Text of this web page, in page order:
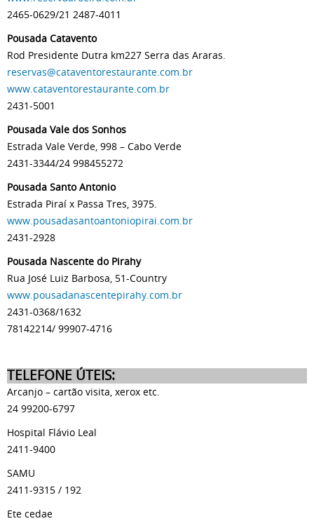
2465-0629/21 2487-4011
Pousada Catavento
Rod Presidente Dutra km227 Serra das Araras.
reservas@cataventorestaurante.com.br
www.cataventorestaurante.com.br
2431-5001
Pousada Vale dos Sonhos
Estrada Vale Verde, 998 – Cabo Verde
2431-3344/24 998455272
Pousada Santo Antonio
Estrada Piraí x Passa Tres, 3975.
www.pousadasantoantoniopirai.com.br
2431-2928
Pousada Nascente do Pirahy
Rua José Luiz Barbosa, 51-Country
www.pousadanascentepirahy.com.br
2431-0368/1632
78142214/ 99907-4716
TELEFONE ÚTEIS:
Arcanjo – cartão visita, xerox etc.
24 99200-6797
Hospital Flávio Leal
2411-9400
SAMU
2411-9315 / 192
Ete cedae